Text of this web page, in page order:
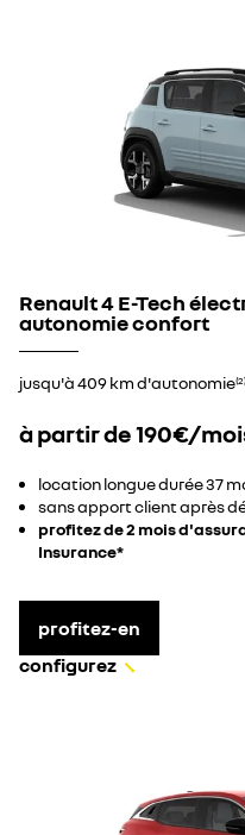
Renault 4 E-Tech
autonomie confort​
jusqu'à 409 km d'autonomie(2)
à partir de 190€/
location longue durée 37
sans apport client après
profitez de 2 mois
Insurance*
profitez-en
configurez